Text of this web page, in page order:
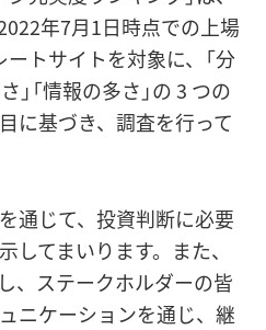
年7月1日時点での上場
トサイトを対象に、「分
」「情報の多さ」の 3 つの
に基づき、調査を行って
通じて、投資判断に必要
してまいります。また、
、ステークホルダーの皆
ニケーションを通じ、継